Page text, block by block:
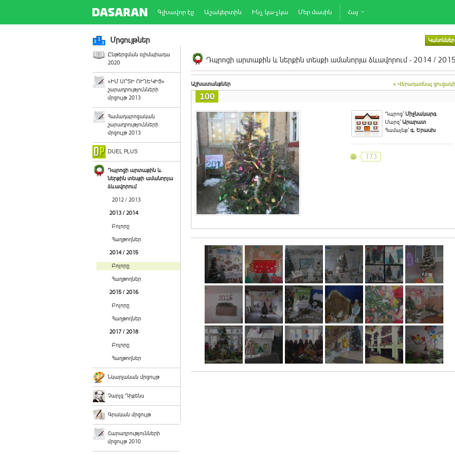
Գլխավոր էջ Աշակերտին Ինչ կա-չկա Մեր մասին Հայ
Մրցույթներ Կանոններ
Ընթերցման օլիմպիադա
2020
«ԻՄ ՍՐՏԻ ՈՒՂԵԿԻՑ»
շարադրությունների
մրցույթ 2013
Համադպրոցական
շարադրությունների
մրցույթ 2013
DUEL PLUS
Դպրոցի արտաքին և
ներքին տեսքի ամանորյա
ձևավորում
2012 / 2013
2013 / 2014
Բոլորը
Հաղթողներ
2014 / 2015
Բոլորը
Հաղթողներ
2015 / 2016
Բոլորը
Հաղթողներ
2017 / 2018
Բոլորը
Հաղթողներ
Նկարչական մրցույթ
Չարլզ Դիքենս
Գրական մրցույթ
Շարադրությունների
մրցույթ 2010
Դպրոցի արտաքին և ներքին տեսքի ամանորյա ձևավորում - 2014 / 2015
Աշխատանքներ « Վերադառնալ
100
Դպրոց`Միջնակարգ
Մարզ`Արարատ
Համայնք`գ. Երասխ
173